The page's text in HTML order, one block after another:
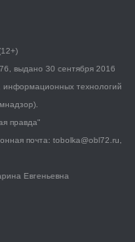
выдано 30 сентября 2016
информационных технологий
правда"
почта: tobolka@obl72.ru,
Евгеньевна